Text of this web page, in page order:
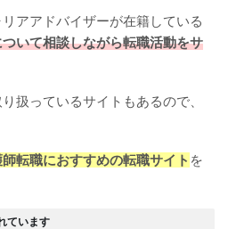
アアドバイザーが在籍している
いて相談しながら転職活動をサ
扱っているサイトもあるので、
転職におすすめの転職サイト を
ています